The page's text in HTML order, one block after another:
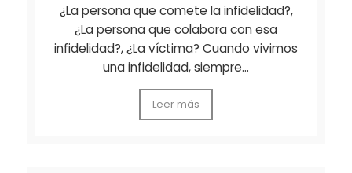
¿La persona que comete la infidelidad?,
¿La persona que colabora con esa
infidelidad?, ¿La víctima? Cuando vivimos
una infidelidad, siempre…
Leer más